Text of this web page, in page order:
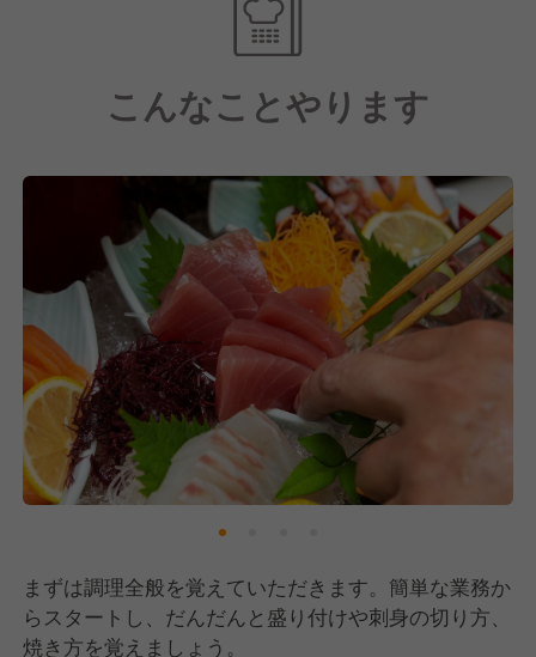
こんなことやります
まずは調理全般を覚えていただきます。簡単な業務か
らスタートし、だんだんと盛り付けや刺身の切り方、
焼き方を覚えましょう。